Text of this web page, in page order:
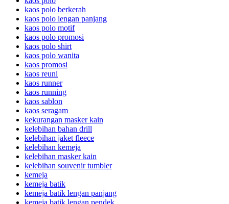
kaos polo berkerah
kaos polo lengan panjang
kaos polo motif
kaos polo promosi
kaos polo shirt
kaos polo wanita
kaos promosi
kaos reuni
kaos runner
kaos running
kaos sablon
kaos seragam
kekurangan masker kain
kelebihan bahan drill
kelebihan jaket fleece
kelebihan kemeja
kelebihan masker kain
kelebihan souvenir tumbler
kemeja
kemeja batik
kemeja batik lengan panjang
kemeja batik lengan pendek